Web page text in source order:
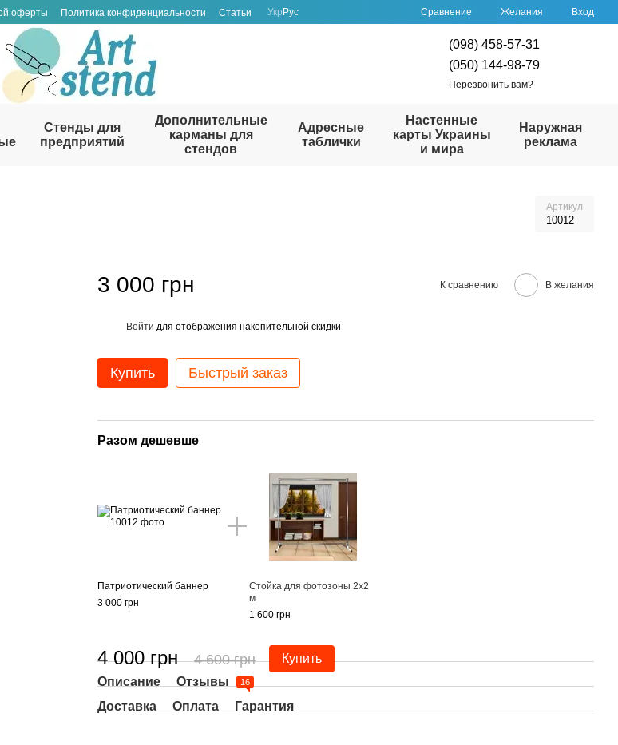
оферты Политика конфиденциальности Статьи Укр Рус Сравнение Желания Вход
(098) 458-57-31
(050) 144-98-79
Перезвонить вам?
Стенды для
предприятий
Дополнительные
карманы для
стендов
Адресные
таблички
Настенные
карты Украины
и мира
Наружная
реклама
Артикул
10012
3 000 грн К сравнению В желания
Войти для отображения накопительной скидки
Купить Быстрый заказ
Разом дешевше
Патриотический баннер
3 000 грн
Стойка для фотозоны 2х2
м
1 600 грн
4 000 грн 4 600 грн
Купить
Описание
Отзывы 16
Доставка Оплата Гарантия